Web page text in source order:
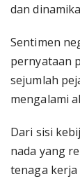
dan
Sentimen
pernyataan
sejumlah
mengalami
Dari sisi
nada yang
tenaga kerja